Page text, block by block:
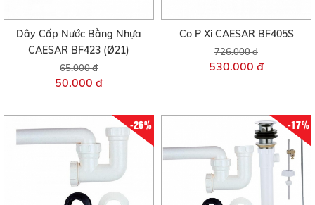
Dây Cấp Nước Bằng Nhựa
CAESAR BF423 (Ø21)
65.000 đ
50.000 đ
Co P Xi CAESAR BF405S
726.000 đ
530.000 đ
-26% -17%